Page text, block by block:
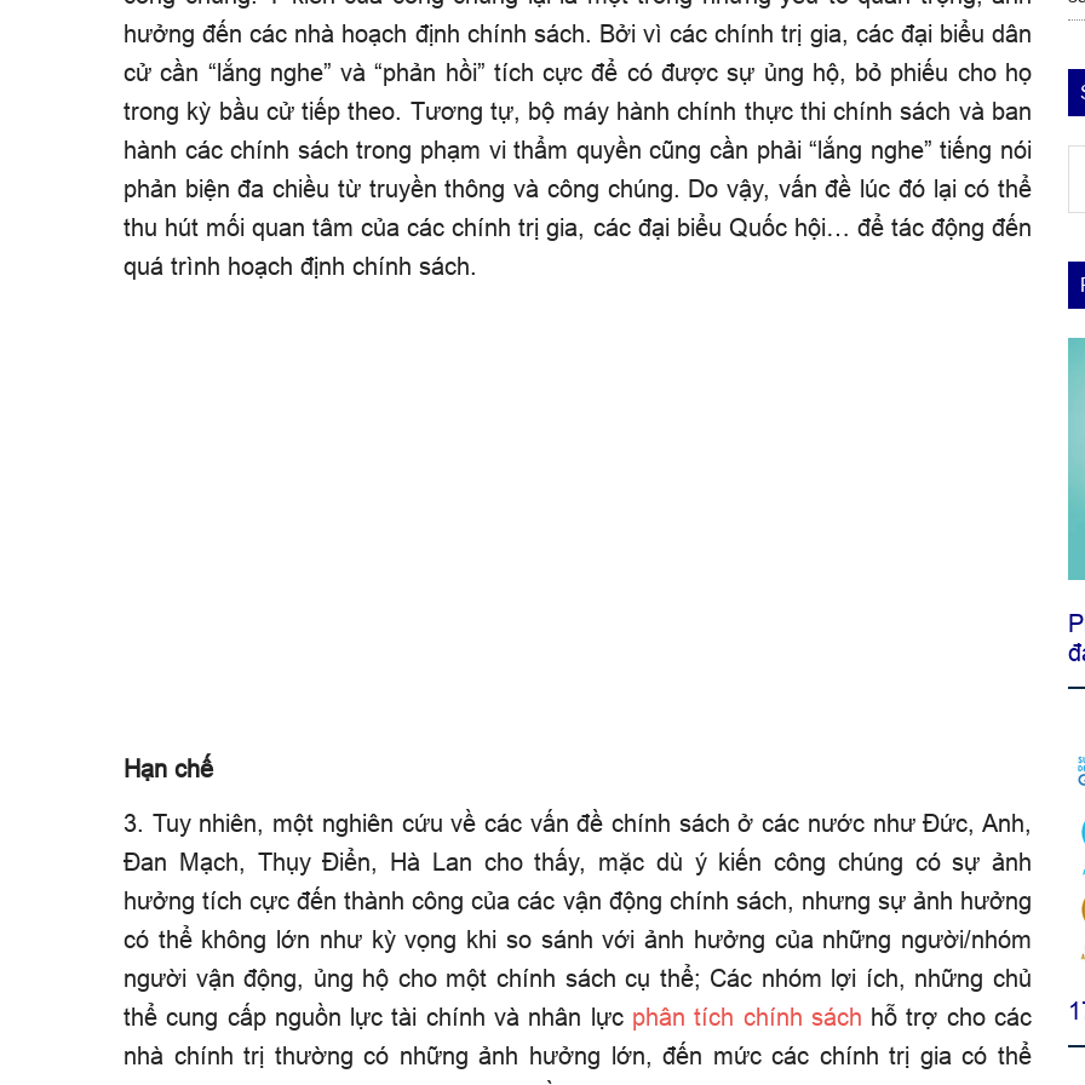
hưởng đến các nhà hoạch định chính sách. Bởi vì các chính trị gia, các đại biểu dân
cử cần “lắng nghe” và “phản hồi” tích cực để có được sự ủng hộ, bỏ phiếu cho họ
trong kỳ bầu cử tiếp theo. Tương tự, bộ máy hành chính thực thi chính sách và ban
hành các chính sách trong phạm vi thẩm quyền cũng cần phải “lắng nghe” tiếng nói
phản biện đa chiều từ truyền thông và công chúng. Do vậy, vấn đề lúc đó lại có thể
thu hút mối quan tâm của các chính trị gia, các đại biểu Quốc hội… để tác động đến
quá trình hoạch định chính sách.
Hạn chế
3. Tuy nhiên, một nghiên cứu về các vấn đề chính sách ở các nước như Đức, Anh,
Đan Mạch, Thụy Điển, Hà Lan cho thấy, mặc dù ý kiến công chúng có sự ảnh
hưởng tích cực đến thành côngcủa các vận động chính sách, nhưng sự ảnh hưởng
có thể không lớn như kỳ vọng khi so sánh với ảnh hưởng của những người/nhóm
người vận động, ủng hộ cho một chính sách cụ thể; Các nhóm lợi ích, những chủ
thể cung cấp nguồn lực tài chính và nhân lực phân tích chính sách hỗ trợ cho các
nhà chính trị thường có những ảnh hưởng lớn, đến mức các chính trị gia có thể